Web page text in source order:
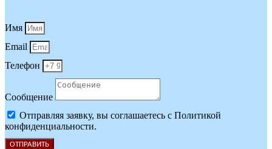
Имя
Email
Телефон
Сообщение
Отправляя заявку, вы соглашаетесь с Политикой
конфиденциальности.
ОТПРАВИТЬ